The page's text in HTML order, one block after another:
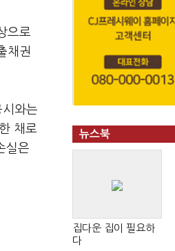
으로
채권
와는
채로
실은
뉴스북
집다운 집이 필요하
다